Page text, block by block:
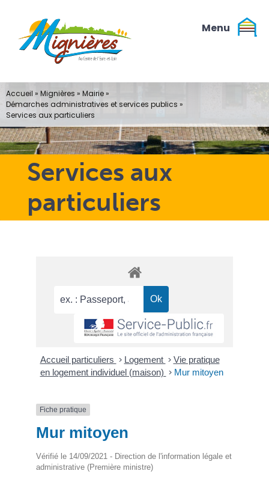
contenu
Services aux
particuliers
Accueil » Mignières » Mairie»
Démarches administratives et services publics »
Services aux particuliers
Accueil particuliers > Logement > Vie pratique
en logement individuel (maison) > Mur mitoyen
Fiche pratique
Mur mitoyen
Vérifié le 14/09/2021 - Direction de l'information légale et
administrative (Première ministre)